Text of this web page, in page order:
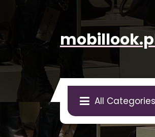
All Categories